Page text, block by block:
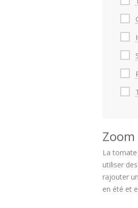
La
utiliser
rajouter
en été et